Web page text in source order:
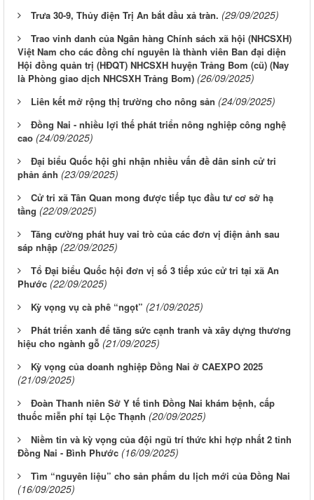
Trưa 30-9, Thủy điện Trị An bắt đầu xả tràn. (29/09/2025)
Trao vinh danh của Ngân hàng Chính sách xã hội (NHCSXH)
Việt Nam cho các đồng chí nguyên là thành viên Ban đại diện
Hội đồng quản trị (HĐQT) NHCSXH huyện Trảng Bom (cũ) (Nay
là Phòng giao dịch NHCSXH Trảng Bom) (26/09/2025)
Liên kết mở rộng thị trường cho nông sản (24/09/2025)
Đồng Nai - nhiều lợi thế phát triển nông nghiệp công nghệ
cao (24/09/2025)
Đại biểu Quốc hội ghi nhận nhiều vấn đề dân sinh cử tri
phản ánh (23/09/2025)
Cử tri xã Tân Quan mong được tiếp tục đầu tư cơ sở hạ
tầng (22/09/2025)
Tăng cường phát huy vai trò của các đơn vị điện ảnh sau
sáp nhập (22/09/2025)
Tổ Đại biểu Quốc hội đơn vị số 3 tiếp xúc cử tri tại xã An
Phước (22/09/2025)
Kỳ vọng vụ cà phê “ngọt” (21/09/2025)
Phát triển xanh để tăng sức cạnh tranh và xây dựng thương
hiệu cho ngành gỗ (21/09/2025)
Kỳ vọng của doanh nghiệp Đồng Nai ở CAEXPO 2025
(21/09/2025)
Đoàn Thanh niên Sở Y tế tỉnh Đồng Nai khám bệnh, cấp
thuốc miễn phí tại Lộc Thạnh (20/09/2025)
Niềm tin và kỳ vọng của đội ngũ trí thức khi hợp nhất 2 tỉnh
Đồng Nai - Bình Phước (16/09/2025)
Tìm “nguyên liệu” cho sản phẩm du lịch mới của Đồng Nai
(16/09/2025)